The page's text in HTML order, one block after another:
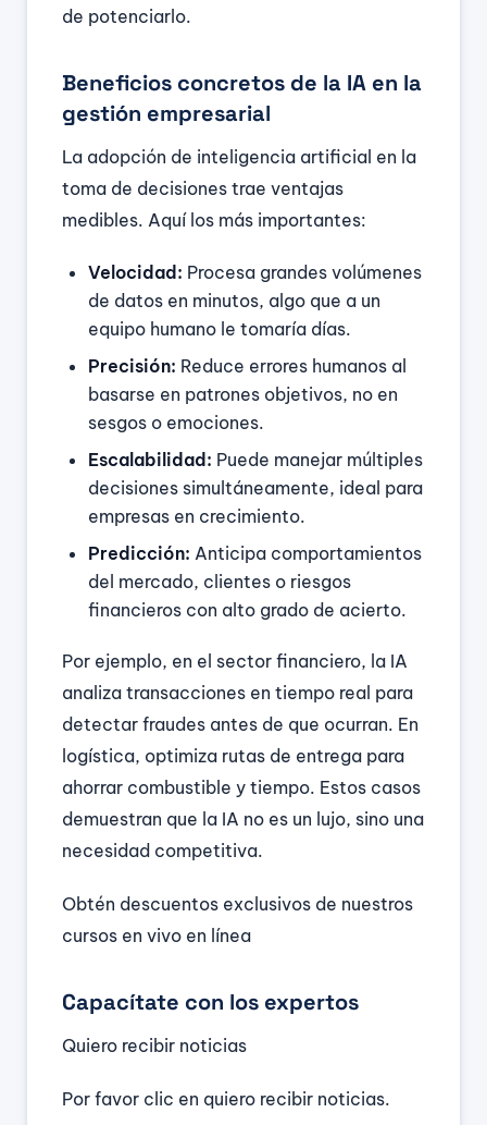
de potenciarlo.
Beneficios concretos de la IA en la
gestión empresarial
La adopción de inteligencia artificial en la
toma de decisiones trae ventajas
medibles. Aquí los más importantes:
Velocidad: Procesa grandes volúmenes
de datos en minutos, algo que a un
equipo humano le tomaría días.
Precisión: Reduce errores humanos al
basarse en patrones objetivos, no en
sesgos o emociones.
Escalabilidad: Puede manejar múltiples
decisiones simultáneamente, ideal para
empresas en crecimiento.
Predicción: Anticipa comportamientos
del mercado, clientes o riesgos
financieros con alto grado de acierto.
Por ejemplo, en el sector financiero, la IA
analiza transacciones en tiempo real para
detectar fraudes antes de que ocurran. En
logística, optimiza rutas de entrega para
ahorrar combustible y tiempo. Estos casos
demuestran que la IA no es un lujo, sino una
necesidad competitiva.
Obtén descuentos exclusivos de nuestros
cursos en vivo en línea
Capacítate con los expertos
Quiero recibir noticias
Por favor clic en quiero recibir noticias.